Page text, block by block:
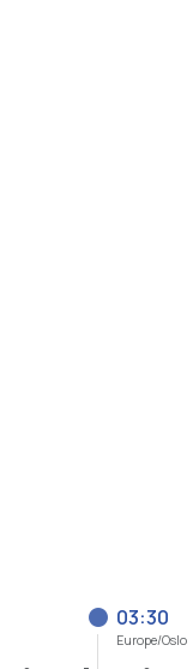
03:30
Europe/Oslo